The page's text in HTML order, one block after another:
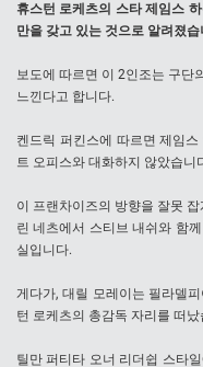
휴스턴 로케츠의 스타 제임스
만을 갖고 있는 것으로 알려졌습
보도에 따르면 이 2인조는 구단
느낀다고 합니다.
켄드릭 퍼킨스에 따르면 제임
트 오피스와 대화하지 않았습니
이 프랜차이즈의 방향을 잘못
린 네츠에서 스티브 내쉬와 함
실입니다.
게다가, 대릴 모레이는 필라델
턴 로케츠의 총감독 자리를 떠났
틸만 퍼티타 오너 리더쉽 스타